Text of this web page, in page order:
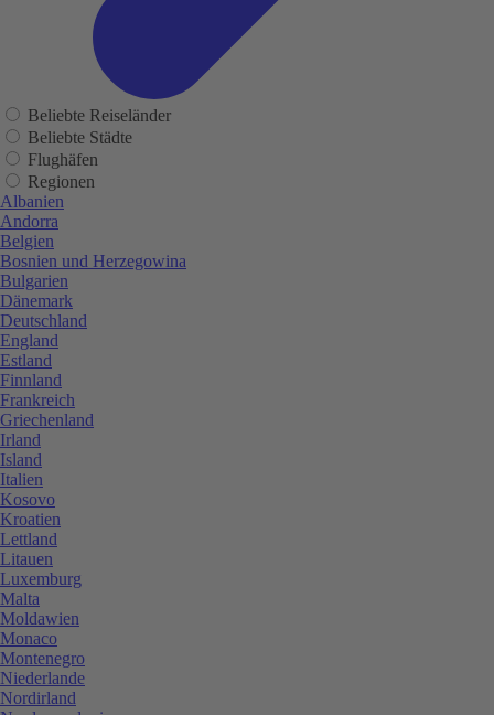
Beliebte Reiseländer
Beliebte Städte
Flughäfen
Regionen
Albanien
Andorra
Belgien
Bosnien und Herzegowina
Bulgarien
Dänemark
Deutschland
England
Estland
Finnland
Frankreich
Griechenland
Irland
Island
Italien
Kosovo
Kroatien
Lettland
Litauen
Luxemburg
Malta
Moldawien
Monaco
Montenegro
Niederlande
Nordirland